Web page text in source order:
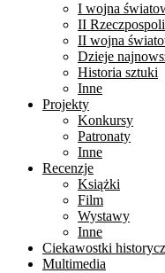
I wojna
II
II wojna
Dzieje
Historia sztuki
Inne
Projekty
Konkursy
Patronaty
Inne
Recenzje
Książki
Film
Wystawy
Inne
Ciekawostki
Multimedia